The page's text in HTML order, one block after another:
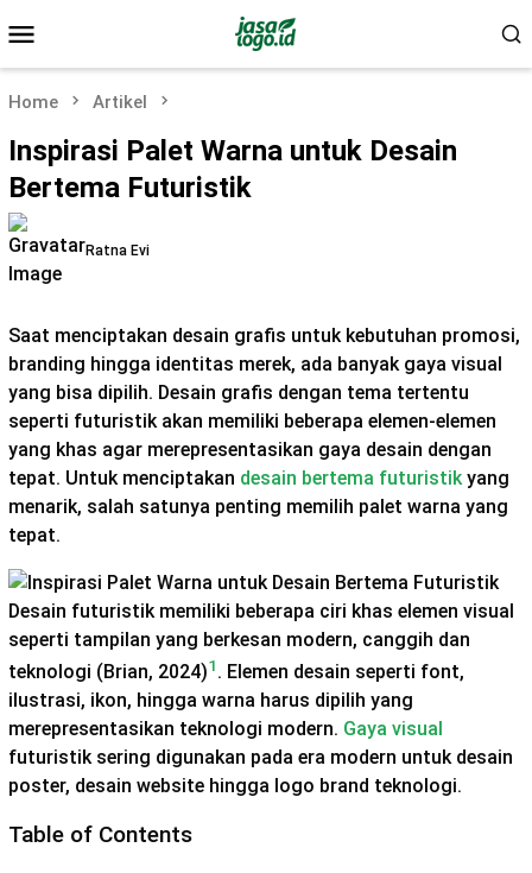
to
contentMenu
Home Artikel
Inspirasi Palet Warna untuk Desain
Bertema Futuristik
Ratna Evi
Saat menciptakan desain grafis untuk kebutuhan promosi,
branding hingga identitas merek, ada banyak gaya visual
yang bisa dipilih. Desain grafis dengan tema tertentu
seperti futuristik akan memiliki beberapa elemen-elemen
yang khas agar merepresentasikan gaya desain dengan
tepat. Untuk menciptakan desain bertema futuristikyang
menarik, salah satunya penting memilih palet warna yang
tepat.
Desain futuristik memiliki beberapa ciri khas elemen visual
seperti tampilan yang berkesan modern, canggih dan
teknologi (Brian, 2024)1 . Elemen desain seperti font,
ilustrasi, ikon, hingga warna harus dipilih yang
merepresentasikan teknologi modern. Gaya visual
futuristik sering digunakan pada era modern untuk desain
poster, desain website hingga logo brand teknologi.
Table of Contents